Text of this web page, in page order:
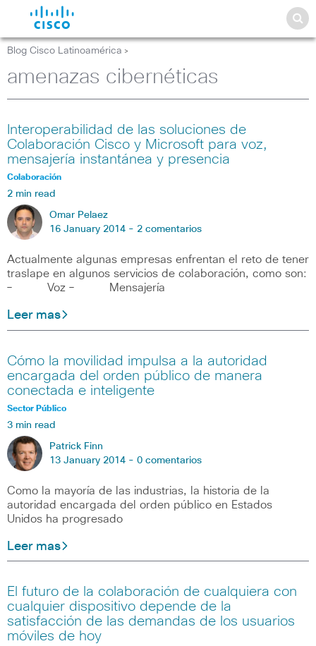
Blog Cisco Latinoamérica >
amenazas cibernéticas
Interoperabilidad de las soluciones de
Colaboración Cisco y Microsoft para voz,
mensajería instantánea y presencia
Colaboración
2 min read
Omar Pelaez
16 January 2014 - 2 comentarios
Actualmente algunas empresas enfrentan el reto de tener
traslape en algunos servicios de colaboración, como son:
– Voz – Mensajería
Leer mas
Cómo la movilidad impulsa a la autoridad
encargada del orden público de manera
conectada e inteligente
Sector Público
3 min read
Patrick Finn
13 January 2014 - 0 comentarios
Como la mayoría de las industrias, la historia de la
autoridad encargada del orden público en Estados
Unidos ha progresado
Leer mas
El futuro de la colaboración de cualquiera con
cualquier dispositivo depende de la
satisfacción de las demandas de los usuarios
móviles de hoy